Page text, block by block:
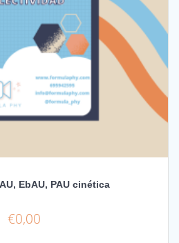
EbAU, PAU cinética
€0,00